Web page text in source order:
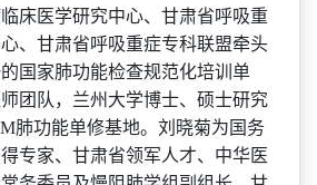
床医学研究中心、甘肃省呼吸重
、甘肃省呼吸重症专科联盟牵头
国家肺功能检查规范化培训单
团队，兰州大学博士、硕士研究
肺功能单修基地。刘晓菊为国务
专家、甘肃省领军人才、中华医